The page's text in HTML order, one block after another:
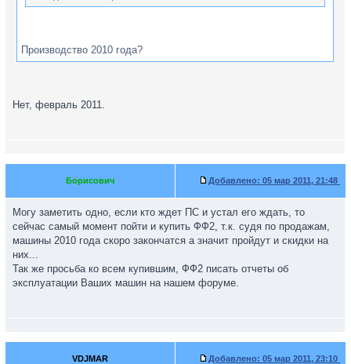
Производство 2010 года?
Нет, февраль 2011.
Борисович Добавлено: 05 мар 2011, 21:48
Могу заметить одно, если кто ждет ПС и устал его ждать, то
сейчас самый момент пойти и купить ФФ2, т.к. судя по продажам,
машины 2010 года скоро закончатся а значит пройдут и скидки на
них...
Так же просьба ко всем купившим, ФФ2 писать отчеты об
эксплуатации Ваших машин на нашем форуме.
VDJMAR Добавлено: 05 мар 2011, 23:10